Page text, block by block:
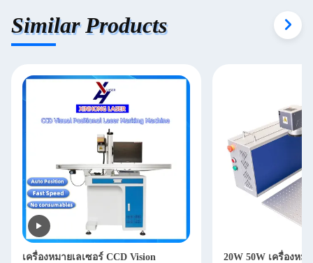
Similar Products
20W 50W เครื่องหมายเส้นใย
30 วัตต์ EZCAD กา